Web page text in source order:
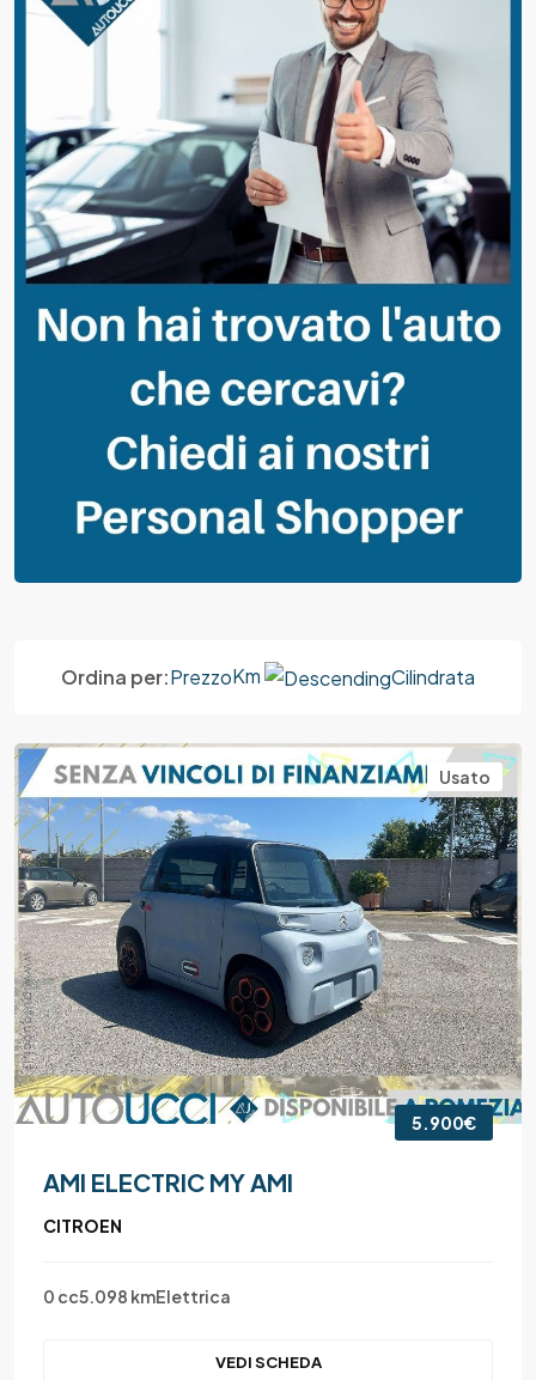
Ordina per:PrezzoKm Cilindrata
Usato
5.900€
AMI ELECTRIC MY AMI
CITROEN
0 cc5.098 kmElettrica
VEDI SCHEDA